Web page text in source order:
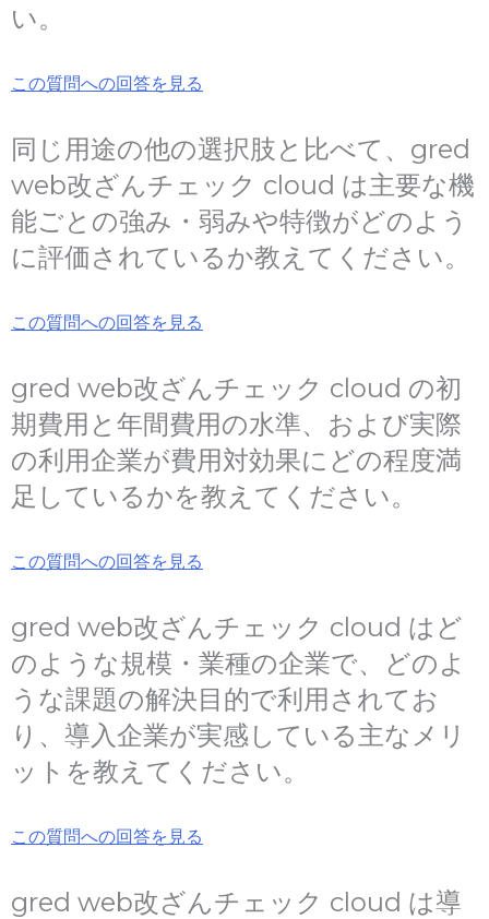
い。
この質問への回答を見る
同じ用途の他の選択肢と比べて、gred
web改ざんチェック cloud は主要な機
能ごとの強み・弱みや特徴がどのよう
に評価されているか教えてください。
この質問への回答を見る
gred web改ざんチェック cloud の初
期費用と年間費用の水準、および実際
の利用企業が費用対効果にどの程度満
足しているかを教えてください。
この質問への回答を見る
gred web改ざんチェック cloud はど
のような規模・業種の企業で、どのよ
うな課題の解決目的で利用されてお
り、導入企業が実感している主なメリ
ットを教えてください。
この質問への回答を見る
gred web改ざんチェック cloud は導